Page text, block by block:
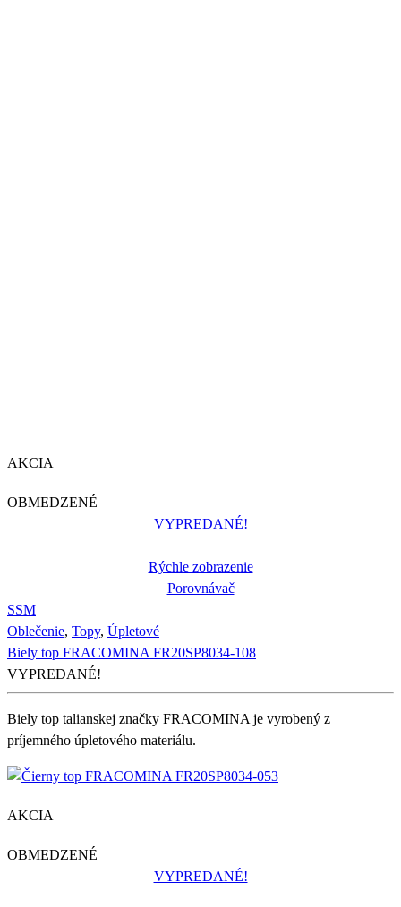
AKCIA
OBMEDZENÉ
VYPREDANÉ!
Rýchle zobrazenie
Porovnávač
SSM
Oblečenie, Topy, Úpletové
Biely top FRACOMINA FR20SP8034-108
VYPREDANÉ!
Biely top talianskej značky FRACOMINA je vyrobený z
príjemného úpletového materiálu.
AKCIA
OBMEDZENÉ
VYPREDANÉ!